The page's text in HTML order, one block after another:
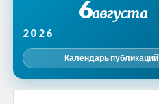
6августа
2026
Календарь публикаций